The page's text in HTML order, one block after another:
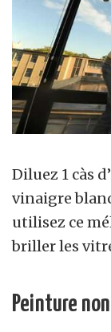
Diluez 1 càs
vinaigre
utilisez ce
briller les
Peinture